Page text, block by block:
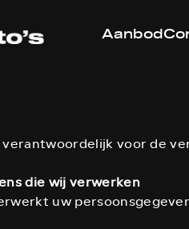
Aanbod
verantwoordelijk voor de
die wij verwerken
uw